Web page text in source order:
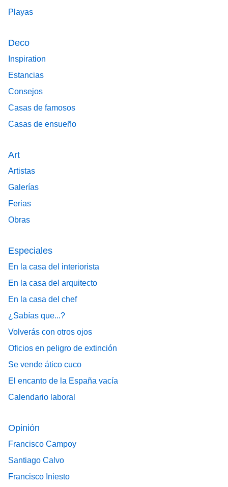
Playas
Deco
Inspiration
Estancias
Consejos
Casas de famosos
Casas de ensueño
Art
Artistas
Galerías
Ferias
Obras
Especiales
En la casa del interiorista
En la casa del arquitecto
En la casa del chef
¿Sabías que...?
Volverás con otros ojos
Oficios en peligro de extinción
Se vende ático cuco
El encanto de la España vacía
Calendario laboral
Opinión
Francisco Campoy
Santiago Calvo
Francisco Iniesto